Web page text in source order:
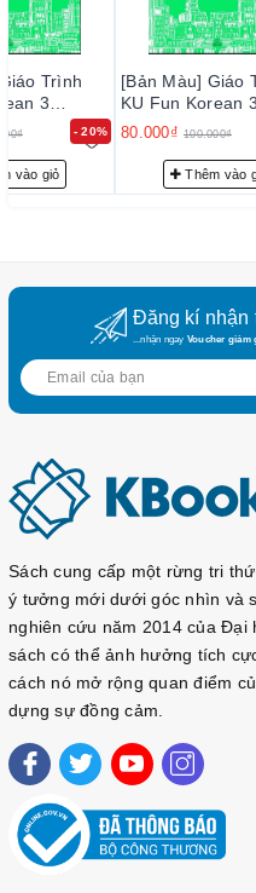
- 20%
Trình
3
대 재미있
기 Writing 3
vào giỏ
[Bản Màu] Giáo
KU Fun Korean 3
Writing - 고려대
는 한국어 쓰기
80.000₫ 100.000₫
Thêm vào
Đăng kí nhận
...nhận ngay Voucher giảm
Sách cung cấp một rừng tri
ý tưởng mới dưới góc nhìn và
nghiên cứu năm 2014 của Đại
sách có thể ảnh hưởng tích
cách nó mở rộng quan điểm
dựng sự đồng cảm.